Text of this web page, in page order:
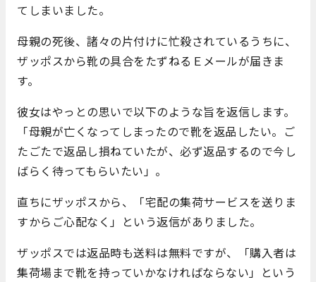
てしまいました。
母親の死後、諸々の片付けに忙殺されているうちに、
ザッポスから靴の具合をたずねるＥメールが届きま
す。
彼女はやっとの思いで以下のような旨を返信します。
「母親が亡くなってしまったので靴を返品したい。ご
たごたで返品し損ねていたが、必ず返品するので今し
ばらく待ってもらいたい」。
直ちにザッポスから、「宅配の集荷サービスを送りま
すからご心配なく」という返信がありました。
ザッポスでは返品時も送料は無料ですが、「購入者は
集荷場まで靴を持っていかなければならない」という